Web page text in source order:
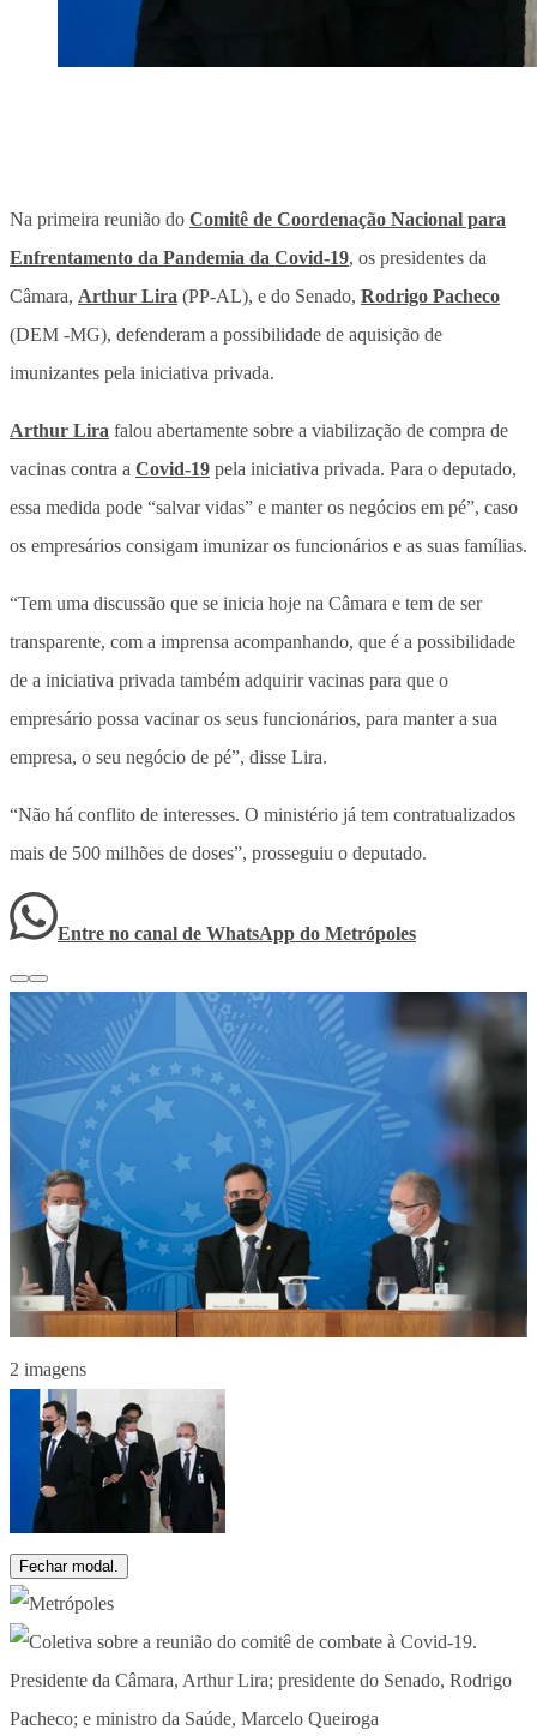
Na primeira reunião do Comitê de Coordenação Nacional para
Enfrentamento da Pandemia da Covid-19, os presidentes da
Câmara, Arthur Lira (PP-AL), e do Senado, Rodrigo Pacheco
(DEM -MG), defenderam a possibilidade de aquisição de
imunizantes pela iniciativa privada.
Arthur Lira falou abertamente sobre a viabilização de compra de
vacinas contra a Covid-19 pela iniciativa privada. Para o deputado,
essa medida pode “salvar vidas” e manter os negócios em pé”, caso
os empresários consigam imunizar os funcionários e as suas famílias.
“Tem uma discussão que se inicia hoje na Câmara e tem de ser
transparente, com a imprensa acompanhando, que é a possibilidade
de a iniciativa privada também adquirir vacinas para que o
empresário possa vacinar os seus funcionários, para manter a sua
empresa, o seu negócio de pé”, disse Lira.
“Não há conflito de interesses. O ministério já tem contratualizados
mais de 500 milhões de doses”, prosseguiu o deputado.
Entre no canal de WhatsApp do Metrópoles
2 imagens
Fechar modal.